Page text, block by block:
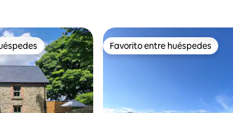
preferido Favorito entre huéspedes
Favorito entre huéspedes